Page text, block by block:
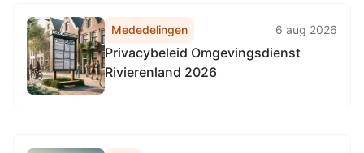
Mededelingen 6 aug 2026
Privacybeleid Omgevingsdienst
Rivierenland 2026